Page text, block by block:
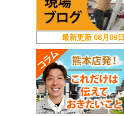
最新更新08月09日